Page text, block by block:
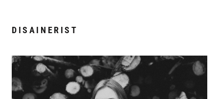
DISAINERIST